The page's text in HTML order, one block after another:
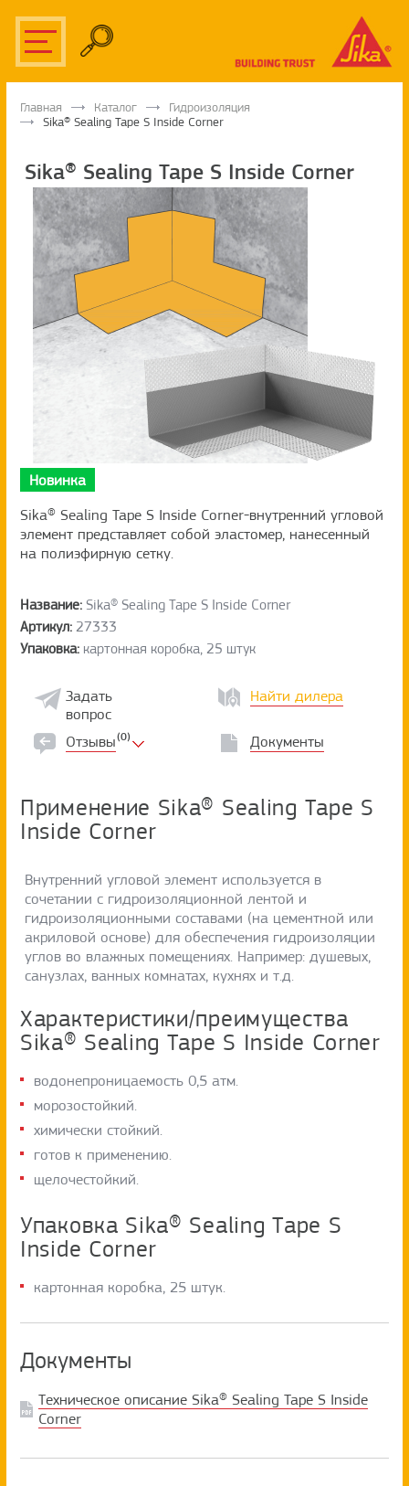
Главная Каталог
Гидроизоляция
Sika® Sealing Tape S Inside Corner
Sika® Sealing Tape S Inside Corner
Новинка
Sika® Sealing Tape S Inside Corner-внутренний угловой
элемент представляет собой эластомер, нанесенный
на полиэфирную сетку.
Название: Sika® Sealing Tape S Inside Corner
Артикул: 27333
Упаковка: картонная коробка, 25 штук
Задать
вопрос
Найти дилера
Отзывы(0) Документы
Применение Sika® Sealing Tape S
Inside Corner
Внутренний угловой элемент используется в
сочетании с гидроизоляционной лентой и
гидроизоляционными составами (на цементной или
акриловой основе) для обеспечения гидроизоляции
углов во влажных помещениях. Например: душевых,
санузлах, ванных комнатах, кухнях и т.д.
Характеристики/преимущества
Sika® Sealing Tape S Inside Corner
водонепроницаемость 0,5 атм.
морозостойкий.
химически стойкий.
готов к применению.
щелочестойкий.
Упаковка Sika® Sealing Tape S
Inside Corner
картонная коробка, 25 штук.
Документы
Техническое описание Sika® Sealing Tape S Inside
Corner